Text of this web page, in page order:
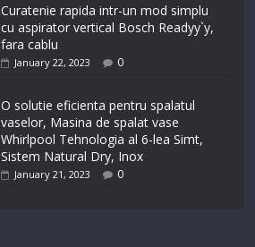
Curatenie rapida intr-un mod simplu
cu aspirator vertical Bosch Readyy`y,
fara cablu
January 22, 2023 0
O solutie eficienta pentru spalatul
vaselor, Masina de spalat vase
Whirlpool Tehnologia al 6-lea Simt,
Sistem Natural Dry, Inox
January 21, 2023 0